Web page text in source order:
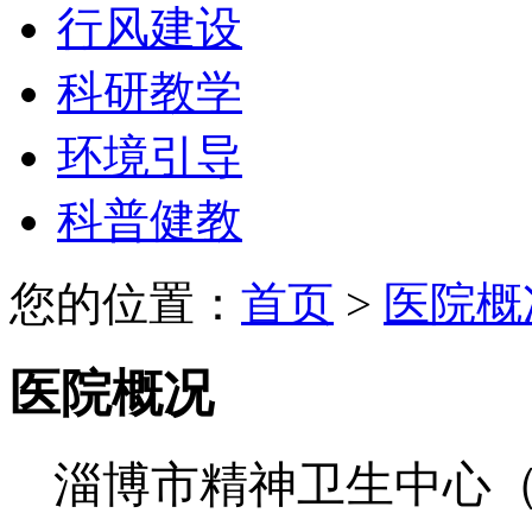
行风建设
科研教学
环境引导
科普健教
您的位置： 首页 > 医院
医院概况
淄博市精神卫生中心